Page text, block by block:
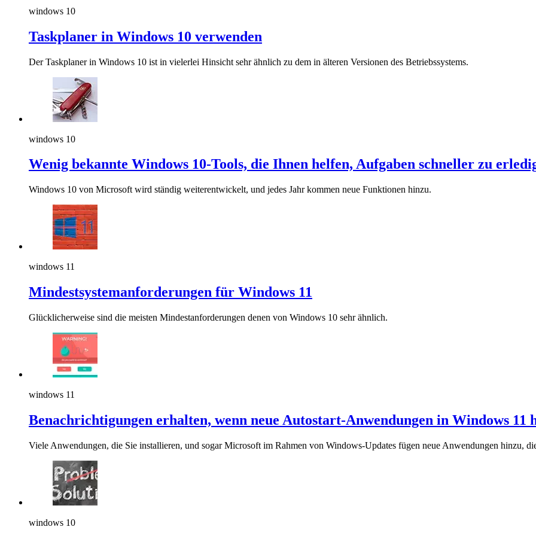
windows 10
Taskplaner in Windows 10 verwenden
Der Taskplaner in Windows 10 ist in vielerlei Hinsicht sehr ähnlich zu dem in älteren Versionen des Betriebssystems.
windows 10
Wenig bekannte Windows 10-Tools, die Ihnen helfen, Aufgaben schneller zu
Windows 10 von Microsoft wird ständig weiterentwickelt, und jedes Jahr kommen neue Funktionen hinzu.
windows 11
Mindestsystemanforderungen für Windows 11
Glücklicherweise sind die meisten Mindestanforderungen denen von Windows 10 sehr ähnlich.
windows 11
Benachrichtigungen erhalten, wenn neue Autostart-Anwendungen in Windows 11
Viele Anwendungen, die Sie installieren, und sogar Microsoft im Rahmen von Windows-Updates fügen neue Anwendungen hinzu,
windows 10